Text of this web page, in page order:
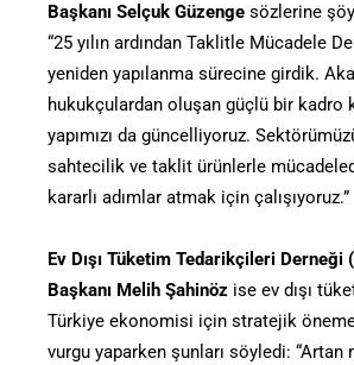
Başkanı Selçuk Güzenge sözlerine
“25 yılın ardından Taklitle Mücadele
yeniden yapılanma sürecine girdik.
hukukçulardan oluşan güçlü bir kadro
yapımızı da güncelliyoruz.
sahtecilik ve taklit ürünlerle
kararlı adımlar atmak için çalışıyoruz.”
Ev Dışı Tüketim Tedarikçileri Derneği
Başkanı Melih Şahinöz ise ev dışı
Türkiye ekonomisi için stratejik
vurgu yaparken şunları söyledi: “Artan